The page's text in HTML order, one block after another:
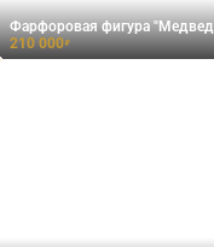
Фарфоровая фигура
210 000₽